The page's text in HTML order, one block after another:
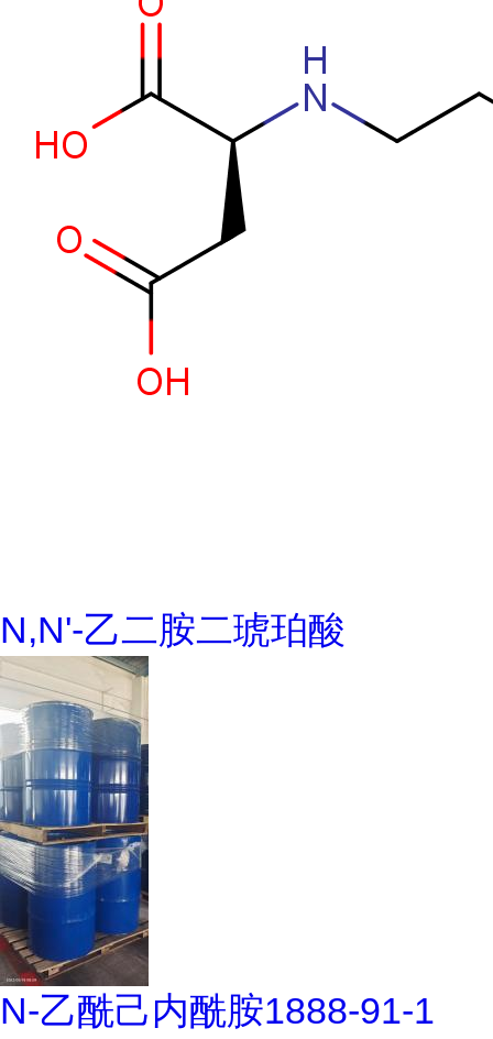
N,N'-乙二胺二琥珀酸
N-乙酰己内酰胺1888-91-1